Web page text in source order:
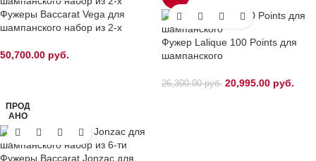
Фужеры Baccarat Vega для
шампанского набор из 2-х
50,700.00 руб.
Фужер Lalique 100 Points для
шампанского
26,300.00руб. 20,995.00 руб.
ПРОД
АНО
Фужеры Baccarat Jonzac для